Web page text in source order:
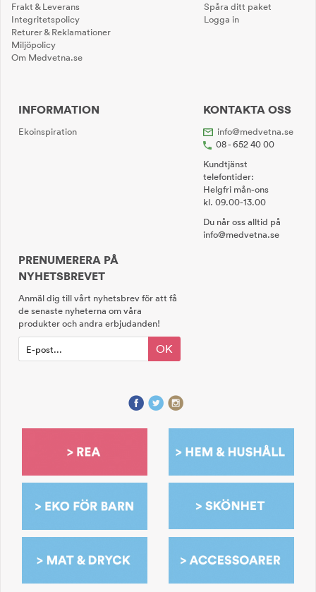
Frakt & Leverans
Integritetspolicy
Returer & Reklamationer
Miljöpolicy
Om Medvetna.se
Spåra ditt paket
Logga in
INFORMATION
Ekoinspiration
KONTAKTA OSS
info@medvetna.se
08 - 652 40 00
Kundtjänst
telefontider:
Helgfri mån-ons
kl. 09.00-13.00
Du når oss alltid på
info@medvetna.se
PRENUMERERA PÅ
NYHETSBREVET
Anmäl dig till vårt nyhetsbrev för att få
de senaste nyheterna om våra
produkter och andra erbjudanden!
OK